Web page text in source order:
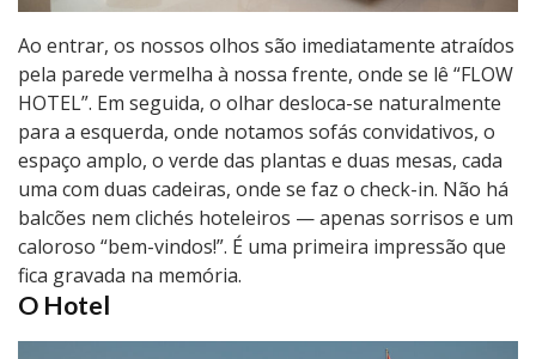
Ao entrar, os nossos olhos são imediatamente atraídos
pela parede vermelha à nossa frente, onde se lê “FLOW
HOTEL”. Em seguida, o olhar desloca-se naturalmente
para a esquerda, onde notamos sofás convidativos, o
espaço amplo, o verde das plantas e duas mesas, cada
uma com duas cadeiras, onde se faz o check-in. Não há
balcões nem clichés hoteleiros — apenas sorrisos e um
caloroso “bem-vindos!”. É uma primeira impressão que
fica gravada na memória.
O Hotel